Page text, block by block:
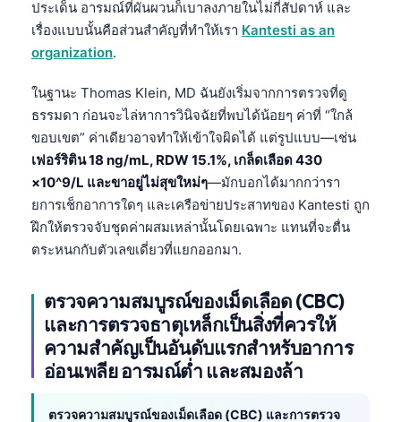
ประเด็น อารมณ์ที่ผันผวนก็เบาลงภายในไม่กี่สัปดาห์ และ
เรื่องแบบนั้นคือส่วนสำคัญที่ทำให้เรา Kantesti as an
organization.
ในฐานะ Thomas Klein, MD ฉันยังเริ่มจากการตรวจที่ดู
ธรรมดา ก่อนจะไล่หาการวินิจฉัยที่พบได้น้อยๆ ค่าที่ “ใกล้
ขอบเขต” ค่าเดียวอาจทำให้เข้าใจผิดได้ แต่รูปแบบ—เช่น
เฟอร์ริติน 18 ng/mL, RDW 15.1%, เกล็ดเลือด 430
×10^9/L และขาอยู่ไม่สุขใหม่ๆ—มักบอกได้มากกว่ารา
ยการเช็กอาการใดๆ และเครือข่ายประสาทของ Kantesti ถูก
ฝึกให้ตรวจจับชุดค่าผสมเหล่านั้นโดยเฉพาะ แทนที่จะตื่น
ตระหนกกับตัวเลขเดี่ยวที่แยกออกมา.
ตรวจความสมบูรณ์ของเม็ดเลือด(CBC)
และการตรวจธาตุเหล็กเป็นสิ่งที่ควรให้
ความสำคัญเป็นอันดับแรกสำหรับอาการ
อ่อนเพลีย อารมณ์ต่ำ และสมองล้า
ตรวจความสมบูรณ์ของเม็ดเลือด (CBC) และการตรวจ